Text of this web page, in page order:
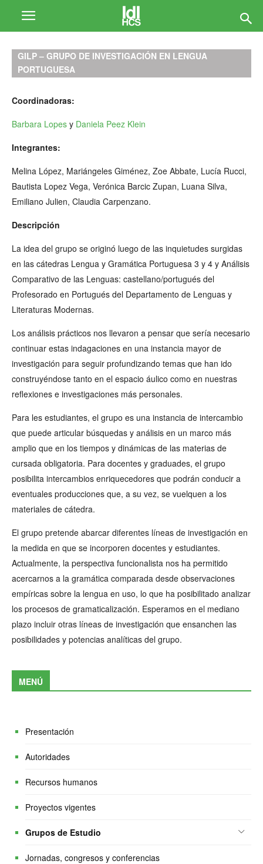
GILP – GRUPO DE INVESTIGACIÓN EN LENGUA
PORTUGUESA
Coordinadoras:
Barbara Lopes y Daniela Peez Klein
Integrantes:
Melina López, Mariángeles Giménez, Zoe Abbate, Lucía Rucci,
Bautista Lopez Vega, Verónica Barcic Zupan, Luana Silva,
Emiliano Julien, Claudia Carpenzano.
Descripción
La idea del grupo se originó luego de las inquietudes surgidas
en las cátedras Lengua y Gramática Portuguesa 3 y 4 y Análisis
Comparativo de las Lenguas: castellano/portugués del
Profesorado en Portugués del Departamento de Lenguas y
Literaturas Modernas.
Los análisis prácticos nos llevaron a pensar que sería necesario
continuar estas indagaciones en una instancia mayor de
investigación para seguir profundizando temas que han ido
construyéndose tanto en el espacio áulico como en nuestras
reflexiones e investigaciones más personales.
Para les estudiantes, el grupo es una instancia de intercambio
que puede articular búsquedas y análisis en un marco más
amplio que en los tiempos y dinámicas de las materias de
cursada obligatoria. Para docentes y graduades, el grupo
posibilita intercambios enriquecedores que podrán conducir a
eventuales producciones que, a su vez, se vuelquen a los
materiales de cátedra.
El grupo pretende abarcar diferentes líneas de investigación en
la medida en que se incorporen docentes y estudiantes.
Actualmente, la perspectiva funcionalista nos ha permitido
acercarnos a la gramática comparada desde observaciones
empíricas sobre la lengua en uso, lo que ha posibilitado analizar
los procesos de gramaticalización. Esperamos en el mediano
plazo incluir otras líneas de investigación que ensanchen las
posibilidades y potencias analíticas del grupo.
MENÚ
Presentación
Autoridades
Recursos humanos
Proyectos vigentes
Grupos de Estudio
Jornadas, congresos y conferencias